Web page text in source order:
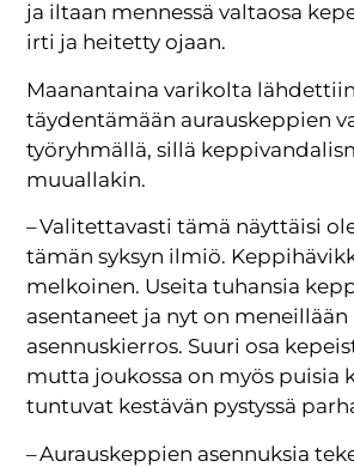
ja iltaan mennessä valtaosa
irti ja heitetty ojaan.
Maanantaina varikolta lähdettiin
täydentämään aurauskeppien
työryhmällä, sillä
muuallakin.
– Valitettavasti tämä näyttäisi
tämän syksyn ilmiö.
melkoinen. Useita tuhansia
asentaneet ja nyt on meneillään
asennuskierros. Suuri osa
mutta joukossa on myös puisia
tuntuvat kestävän pystyssä
– Aurauskeppien asennuksia